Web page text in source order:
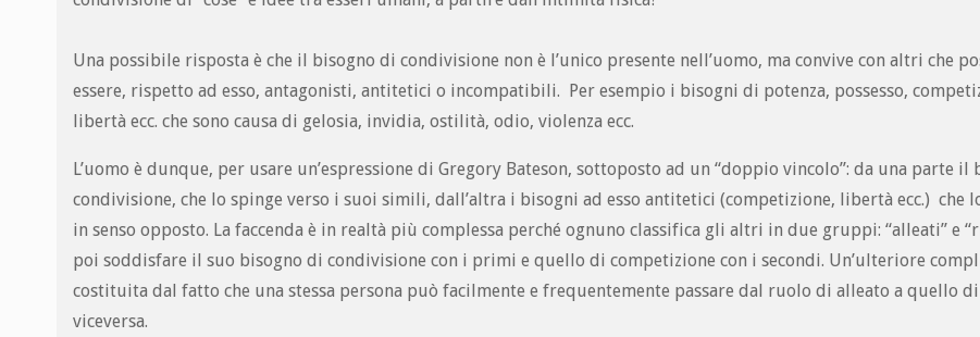
Una possibile risposta è che il bisogno di condivisione non è l’unico presente nell’uomo, ma convive con altri che
essere, rispetto ad esso, antagonisti, antitetici o incompatibili. Per esempio i bisogni di potenza, possesso,
libertà ecc. che sono causa di gelosia, invidia, ostilità, odio, violenza ecc.
L’uomo è dunque, per usare un’espressione di Gregory Bateson, sottoposto ad un “doppio vincolo”: da una parte il
condivisione, che lo spinge verso i suoi simili, dall’altra i bisogni ad esso antitetici (competizione, libertà ecc.) che
in senso opposto. La faccenda è in realtà più complessa perché ognuno classifica gli altri in due gruppi: “alleati” e
poi soddisfare il suo bisogno di condivisione con i primi e quello di competizione con i secondi. Un’ulteriore
costituita dal fatto che una stessa persona può facilmente e frequentemente passare dal ruolo di alleato a quello
viceversa.